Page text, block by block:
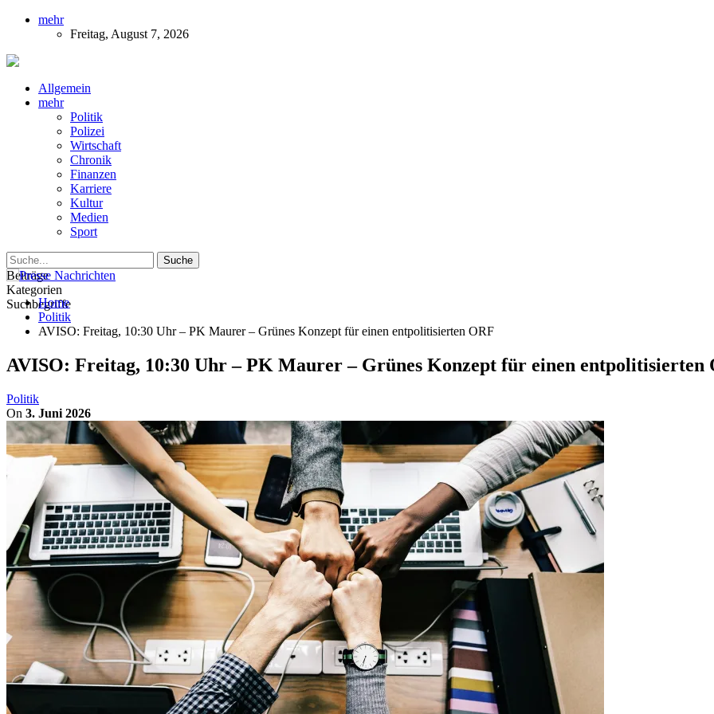
mehr
Freitag, August 7, 2026
Allgemein
mehr
Politik
Polizei
Wirtschaft
Chronik
Finanzen
Karriere
Kultur
Medien
Sport
Beiträge
Kategorien
Suchbegriffe
Home
Politik
AVISO: Freitag, 10:30 Uhr – PK Maurer – Grünes Konzept für einen entpolitisierten ORF
AVISO: Freitag, 10:30 Uhr – PK Maurer – Grünes Konzept für einen entpolitisierten
Politik
On 3. Juni 2026